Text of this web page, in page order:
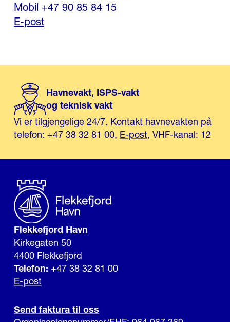
Mobil +47 90 85 84 15
E-post
Havnevakt, ISPS-vakt
og teknisk vakt
Vi er tilgjengelige 24/7. Kontakt havnevakten på
telefon: +47 38 32 81 00, E-post, VHF-kanal: 12
Flekkefjord Havn
Kirkegaten 50
4400 Flekkefjord
Telefon: +47 38 32 81 00
E-post
Send faktura til oss